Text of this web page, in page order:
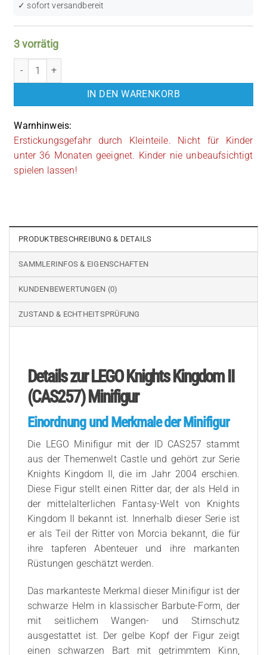
✓ sofort versandbereit
3 vorrätig
LEGO Castle: Knights Kingdom II (CAS257) Menge
IN DEN WARENKORB
Warnhinweis:
Erstickungsgefahr durch Kleinteile. Nicht für Kinder
unter 36 Monaten geeignet. Kinder nie unbeaufsichtigt
spielen lassen!
PRODUKTBESCHREIBUNG & DETAILS
SAMMLERINFOS & EIGENSCHAFTEN
KUNDENBEWERTUNGEN (0)
ZUSTAND & ECHTHEITSPRÜFUNG
Details zur LEGO Knights Kingdom II
(CAS257) Minifigur
Einordnung und Merkmale der Minifigur
Die LEGO Minifigur mit der ID CAS257 stammt
aus der Themenwelt Castle und gehört zur Serie
Knights Kingdom II, die im Jahr 2004 erschien.
Diese Figur stellt einen Ritter dar, der als Held in
der mittelalterlichen Fantasy-Welt von Knights
Kingdom II bekannt ist. Innerhalb dieser Serie ist
er als Teil der Ritter von Morcia bekannt, die für
ihre tapferen Abenteuer und ihre markanten
Rüstungen geschätzt werden.
Das markanteste Merkmal dieser Minifigur ist der
schwarze Helm in klassischer Barbute-Form, der
mit seitlichem Wangen- und Stirnschutz
ausgestattet ist. Der gelbe Kopf der Figur zeigt
einen schwarzen Bart mit getrimmtem Kinn,